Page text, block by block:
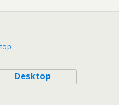
Desktop